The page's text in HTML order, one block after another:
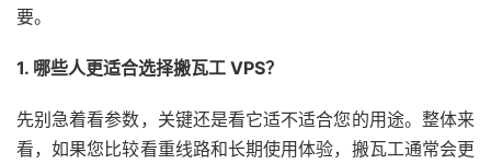
要。
1. 哪些人更适合选择搬瓦工 VPS？
先别急着看参数，关键还是看它适不适合您的用途。整体来
看，如果您比较看重线路和长期使用体验，搬瓦工通常会更